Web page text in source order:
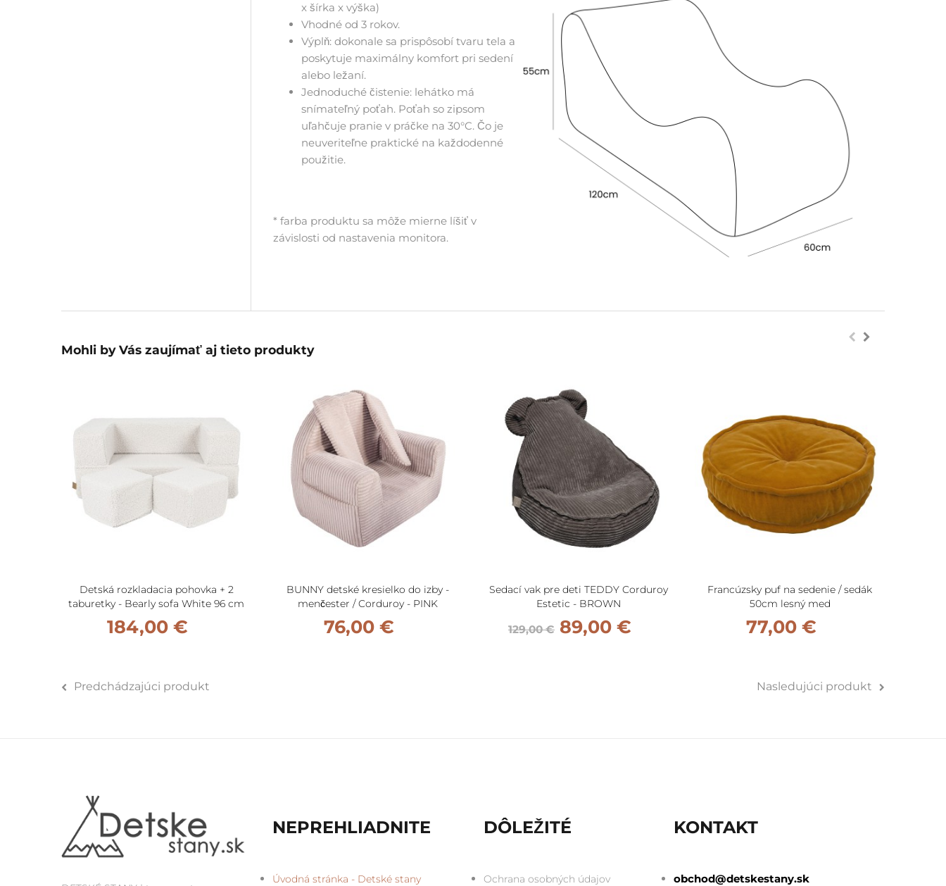
x šírka x výška)
Vhodné od 3 rokov.
Výplň: dokonale sa prispôsobí tvaru tela a
poskytuje maximálny komfort pri sedení
alebo ležaní.
Jednoduché čistenie: lehátko má
snímateľný poťah. Poťah so zipsom
uľahčuje pranie v práčke na 30°C. Čo je
neuveriteľne praktické na každodenné
použitie.
* farba produktu sa môže mierne líšiť v
závislosti od nastavenia monitora.
Mohli by Vás zaujímať aj tieto produkty
Detská rozkladacia pohovka + 2
taburetky - Bearly sofa White 96 cm
184,00 €
BUNNY detské kresielko do izby -
menčester / Corduroy - PINK
76,00 €
Sedací vak pre deti TEDDY Corduroy
Estetic - BROWN
129,00 € 89,00 €
Francúzsky puf na sedenie / sedák
50cm lesný med
77,00 €
Predchádzajúci produkt Nasledujúci produkt
NEPREHLIADNITE
Úvodná stránka - Detské stany
DÔLEŽITÉ
Ochrana osobných údajov
KONTAKT
obchod@detskestany.sk